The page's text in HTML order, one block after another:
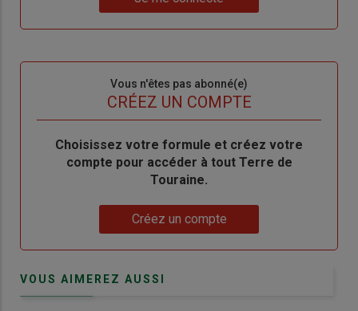
de
me
Vous n'êtes pas abonné(e)
CRÉEZ UN COMPTE
BodyChoisissez votre formule et créez votre
compte pour accéder à tout Terre de
Touraine.
Créez un compte
VOUS AIMEREZ AUSSI